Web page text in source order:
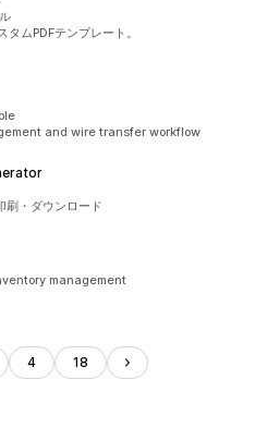
ムPDFテンプレート。
and wire transfer workflow
刷・ダウンロード
management
4 18